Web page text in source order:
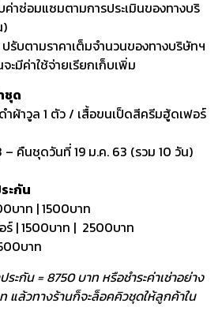
าซ่อมแซมตามการประเมินของทางบริ
บตามราคาเต็มจำนวนของทางบริษัทฯ
ะมีค่าใช้จ่ายเรียกเก็บเพิ่ม
ชุด
ำผ้าวูล 1 ตัว / เสื้อขนเป็ดสีครีมฮู้ดเฟอร์
– คืนชุดวันที่ 19 ม.ค. 63 (รวม 10 วัน)
ะกัน
บาท | 1500บาท
| 1500บาท | 2500บาท
บาท
ระกัน = 8750 บาท หรือชำระค่าเช่าอย่าง
แล้วทางร้านก็จะล็อคคิวชุดให้ลูกค้าใน